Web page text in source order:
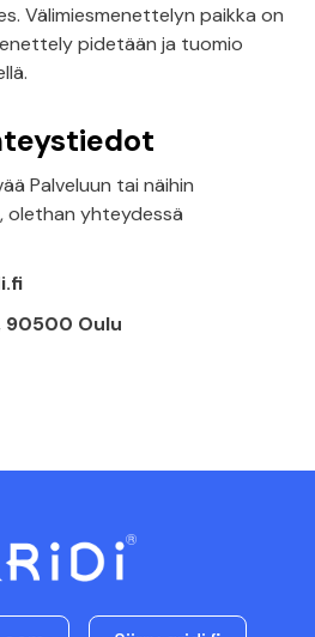
Välimiesmenettelyn paikka on
pidetään ja tuomio
Palveluun tai näihin
yhteydessä
90500 Oulu